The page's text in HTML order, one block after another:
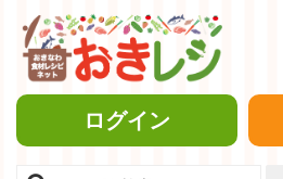
ログイン